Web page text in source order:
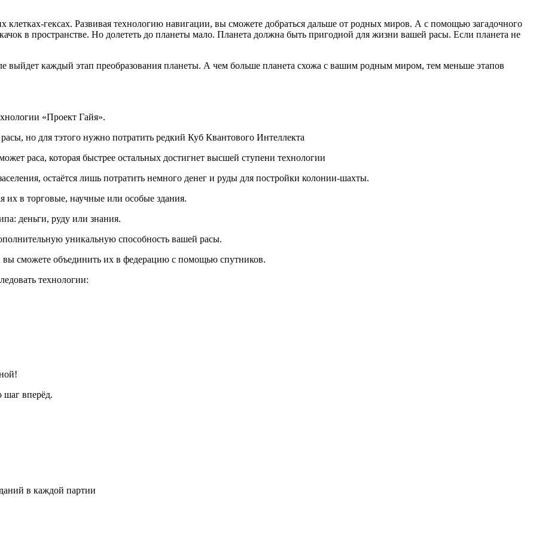
клетках-гексах. Развивая технологию навигации, вы сможете добраться дальше от родных миров. А с помощью загадочного
в пространстве. Но долететь до планеты мало. Планета должна быть пригодной для жизни вашей расы. Если планета не
выйдет каждый этап преобразования планеты. А чем больше планета схожа с вашим родным миром, тем меньше этапов
«Проект Гайя».
но для тэтого нужно потратить редкий Куб Квантового Интеллекта
раса, которая быстрее остальных достигнет высшей ступени технологии
остаётся лишь потратить немного денег и руды для постройки колонии-шахты.
их в торговые, научные или особые здания.
деньги, руду или знания.
уникальную способность вашей расы.
вы сможете объединить их в федерацию с помощью спутников.
технологии:
шаг вперёд.
в каждой партии